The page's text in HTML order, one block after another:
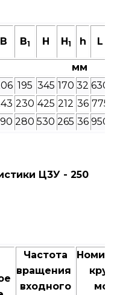
В B1 Н H1 h L
мм
195 345 170 32 630
230 425 212 36 775
280 530 265 36 950
Ц3У - 250
Частота
вращения
входного